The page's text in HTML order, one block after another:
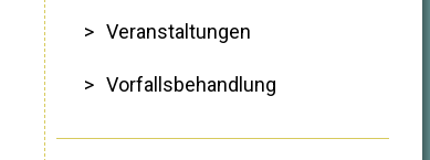
Veranstaltungen
Vorfallsbehandlung